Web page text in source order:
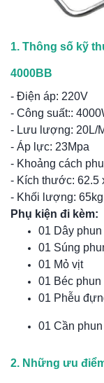
1. Thông số kỹ
4000BB
- Điện áp: 220V
- Công suất::
- Lưu lượng: 20L/
- Áp lực: 23Mpa
- Khoảng cách
- Kích thước: 62.5
- Khối lượng: 65kg
Phụ kiện đi kèm:
01 Dây
01 Súng
01 Mỏ vịt
01 Béc phun
01 Phễu
01 Cần
2. Những ưu